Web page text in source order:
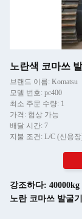
노란색 코마쓰
브랜드 이름: Komatsu
모델 번호: pc400
최소 주문 수량: 1
가격: 협상 가능
배달 시간: 7
강조하다: 40000kg
노란 코마쓰 발굴기